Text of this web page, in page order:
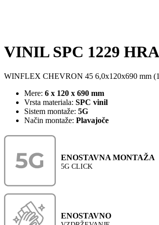
VINIL SPC 1229
WINFLEX CHEVRON 45 6,0x120x690 mm
Mere: 6 x 120 x 690 mm
Vrsta materiala: SPC vinil
Sistem montaže: 5G
Način montaže: Plavajoče
ENOSTAVNA MONTAŽA
5G CLICK
ENOSTAVNO